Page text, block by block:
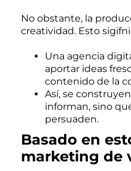
No obstante, la
creatividad. Esto
Una agencia
aportar ideas
contenido de la
Así, se
informan, sino
persuaden.
Basado en
marketing de